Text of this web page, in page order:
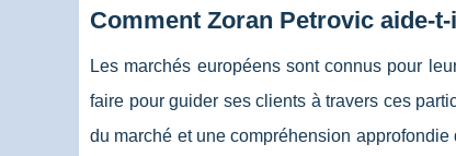
Comment Zoran Petrovic aide-
Les marchés européens sont connus pour
faire pour guider ses clients à travers ces
du marché et une compréhension